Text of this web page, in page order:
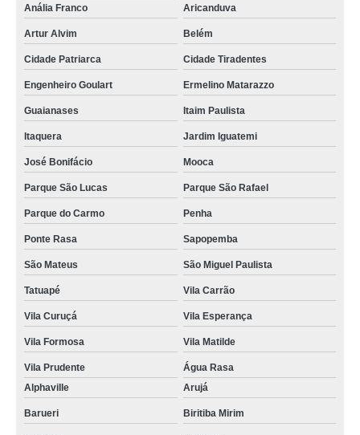
Anália Franco
Aricanduva
Artur Alvim Belém
Cidade Patriarca Cidade Tiradentes
Engenheiro Goulart Ermelino Matarazzo
Guaianases Itaim Paulista
Itaquera Jardim Iguatemi
José Bonifácio Mooca
Parque São Lucas Parque São Rafael
Parque do Carmo Penha
Ponte Rasa Sapopemba
São Mateus São Miguel Paulista
Tatuapé Vila Carrão
Vila Curuçá Vila Esperança
Vila Formosa Vila Matilde
Vila Prudente
Água Rasa
Alphaville
Arujá
Barueri Biritiba Mirim